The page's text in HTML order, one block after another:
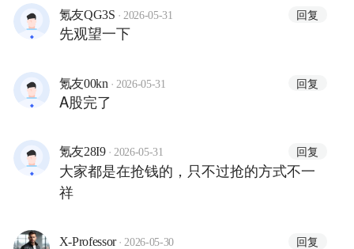
氪友QG3S · 2026-05-31 回复
先观望一下
氪友00kn · 2026-05-31 回复
A股完了
氪友28I9 · 2026-05-31 回复
大家都是在抢钱的，只不过抢的方式不一
祥
X-Professor · 2026-05-30 回复